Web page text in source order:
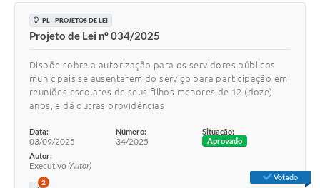
PL - PROJETOS DE LEI
Projeto de Lei nº 034/2025
Dispõe sobre a autorização para os servidores públicos
municipais se ausentarem do serviço para participação em
reuniões escolares de seus filhos menores de 12 (doze)
anos, e dá outras providências
Data:
03/09/2025
Número:
34/2025
Situação:
Aprovado
Autor:
Executivo (Autor)
2
Votado